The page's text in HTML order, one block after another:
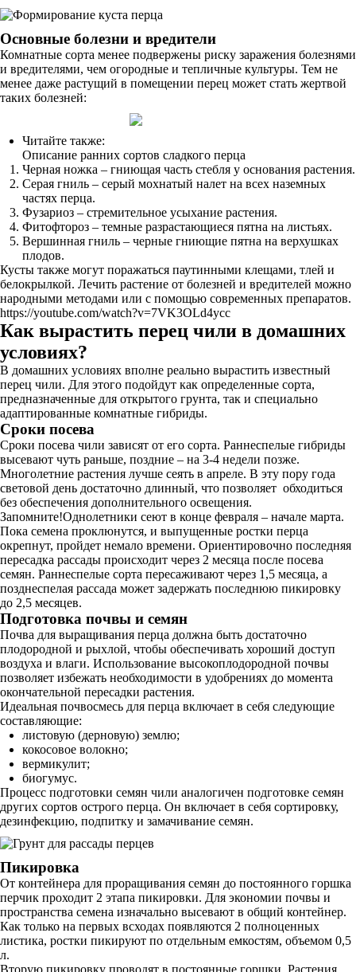
Основные болезни и вредители
Комнатные сорта менее подвержены риску заражения болезнями
и вредителями, чем огородные и тепличные культуры. Тем не
менее даже растущий в помещении перец может стать жертвой
таких болезней:
Читайте также:
Описание ранних сортов сладкого перца
Черная ножка – гниющая часть стебля у основания растения.
Серая гниль – серый мохнатый налет на всех наземных
частях перца.
Фузариоз – стремительное усыхание растения.
Фитофтороз – темные разрастающиеся пятна на листьях.
Вершинная гниль – черные гниющие пятна на верхушках
плодов.
Кусты также могут поражаться паутинными клещами, тлей и
белокрылкой. Лечить растение от болезней и вредителей можно
народными методами или с помощью современных препаратов.
https://youtube.com/watch?v=7VK3OLd4ycc
Как вырастить перец чили в домашних
условиях?
В домашних условиях вполне реально вырастить известный
перец чили. Для этого подойдут как определенные сорта,
предназначенные для открытого грунта, так и специально
адаптированные комнатные гибриды.
Сроки посева
Сроки посева чили зависят от его сорта. Раннеспелые гибриды
высевают чуть раньше, поздние – на 3-4 недели позже.
Многолетние растения лучше сеять в апреле. В эту пору года
световой день достаточно длинный, что позволяет обходиться
без обеспечения дополнительного освещения.
Запомните!Однолетники сеют в конце февраля – начале марта.
Пока семена проклюнутся, и выпущенные ростки перца
окрепнут, пройдет немало времени. Ориентировочно последняя
пересадка рассады происходит через 2 месяца после посева
семян. Раннеспелые сорта пересаживают через 1,5 месяца, а
позднеспелая рассада может задержать последнюю пикировку
до 2,5 месяцев.
Подготовка почвы и семян
Почва для выращивания перца должна быть достаточно
плодородной и рыхлой, чтобы обеспечивать хороший доступ
воздуха и влаги. Использование высокоплодородной почвы
позволяет избежать необходимости в удобрениях до момента
окончательной пересадки растения.
Идеальная почвосмесь для перца включает в себя следующие
составляющие:
листовую (дерновую) землю;
кокосовое волокно;
вермикулит;
биогумус.
Процесс подготовки семян чили аналогичен подготовке семян
других сортов острого перца. Он включает в себя сортировку,
дезинфекцию, подпитку и замачивание семян.
Пикировка
От контейнера для проращивания семян до постоянного горшка
перчик проходит 2 этапа пикировки. Для экономии почвы и
пространства семена изначально высевают в общий контейнер.
Как только на первых всходах появляются 2 полноценных
листика, ростки пикируют по отдельным емкостям, объемом 0,5
л.
Вторую пикировку проводят в постоянные горшки. Растения